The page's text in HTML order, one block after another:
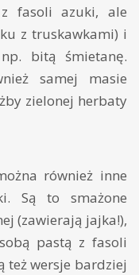
fasoli azuki, ale
z truskawkami) i
bitą śmietanę.
samej masie
zielonej herbaty
również inne
Są to smażone
(zawierają jajka!),
pastą z fasoli
też wersje bardziej